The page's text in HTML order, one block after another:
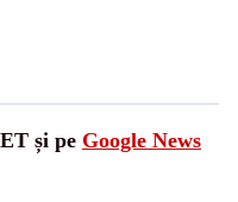
și pe Google News